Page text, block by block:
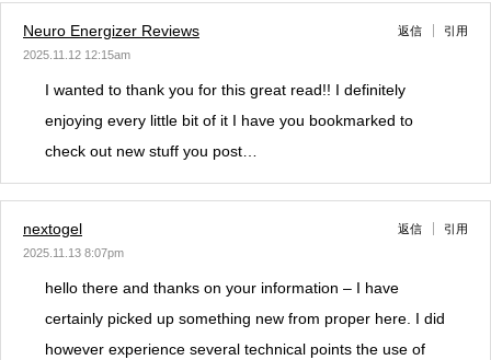
Neuro Energizer Reviews
2025.11.12 12:15am
返信 引用
I wanted to thank you for this great read!! I definitely
enjoying every little bit of it I have you bookmarked to
check out new stuff you post…
nextogel
2025.11.13 8:07pm
返信 引用
hello there and thanks on your information – I have
certainly picked up something new from proper here. I did
however experience several technical points the use of